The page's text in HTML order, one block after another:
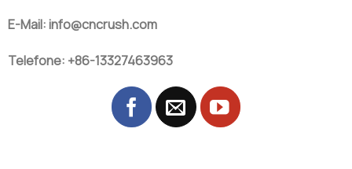
E-Mail: info@cncrush.com
Telefone: +86-13327463963